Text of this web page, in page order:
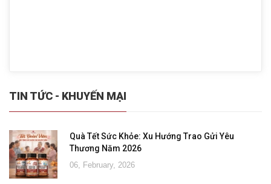
TIN TỨC - KHUYẾN MẠI
Quà Tết Sức Khỏe: Xu Hướng Trao Gửi Yêu
Thương Năm 2026
06, February, 2026